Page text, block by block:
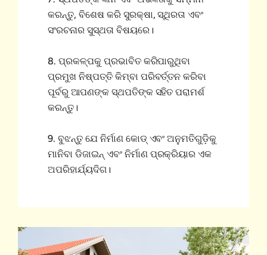
କରନ୍ତୁ, ବିଶେଷ କରି ସୁରକ୍ଷା, ସ୍ଥିରତା ଏବଂ
ସଂରଚନାର ସୁସ୍ଥତା ବିଷୟରେ।
8. ପ୍ରକଳ୍ପକୁ ପ୍ରଭାବିତ କରିପାରୁଥିବା
ପ୍ରମୁଖ ନିଷ୍ପତ୍ତି କିମ୍ବା ପରିବର୍ତ୍ତନ କରିବା
ପୂର୍ବରୁ ଆପଣଙ୍କ ସ୍ଥପତିଙ୍କ ସହିତ ପରାମର୍ଶ
କରନ୍ତୁ।
9. ବୁଝନ୍ତୁ ଯେ ନିର୍ମାଣ କୋଡ୍ ଏବଂ ଅନୁମତିଗୁଡ଼ିକୁ
ମାନିବା ଡିଜାଇନ୍ ଏବଂ ନିର୍ମାଣ ପ୍ରକ୍ରିୟାର ଏକ
ଅପରିହାର୍ଯ୍ୟଦିଗ।